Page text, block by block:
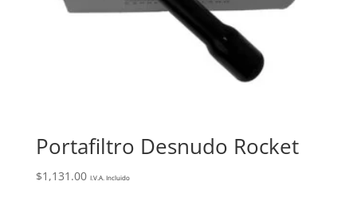
Portafiltro Desnudo Rocket
$1,131.00 I.V.A. Incluido